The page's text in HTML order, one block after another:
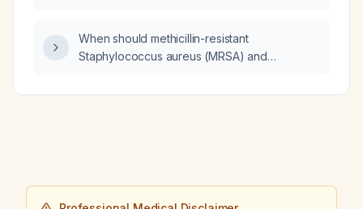
When should methicillin-resistant
Staphylococcus aureus (MRSA) and
in patients with pneumonia?